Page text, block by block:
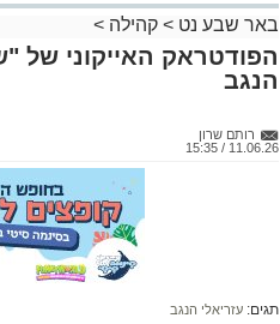
באר שבע נט > קהילה >
הפודטראק האייקוני של
הנגב
רותם שרון
11.06.26 / 15:35
תגים: עזריאלי הנגב